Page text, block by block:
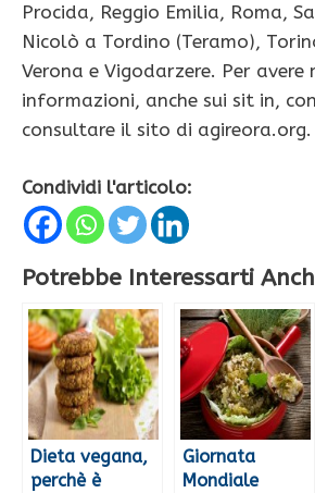
Procida, Reggio Emilia, Roma,
Nicolò a Tordino (Teramo),
Verona e Vigodarzere. Per avere
informazioni, anche sui sit in,
consultare il sito di agireora.org.
Condividi l'articolo:
Potrebbe Interessarti
Dieta vegana,
perchè è
Giornata
Mondiale